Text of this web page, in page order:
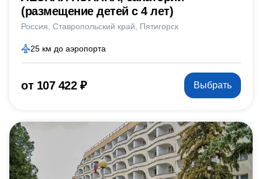
(размещение детей с 4 лет)
Россия Ставропольский край Пятигорск
25 км до аэропорта
от 107 422 ₽ Выбрать